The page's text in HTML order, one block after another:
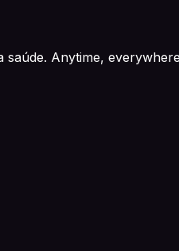
saúde. Anytime,